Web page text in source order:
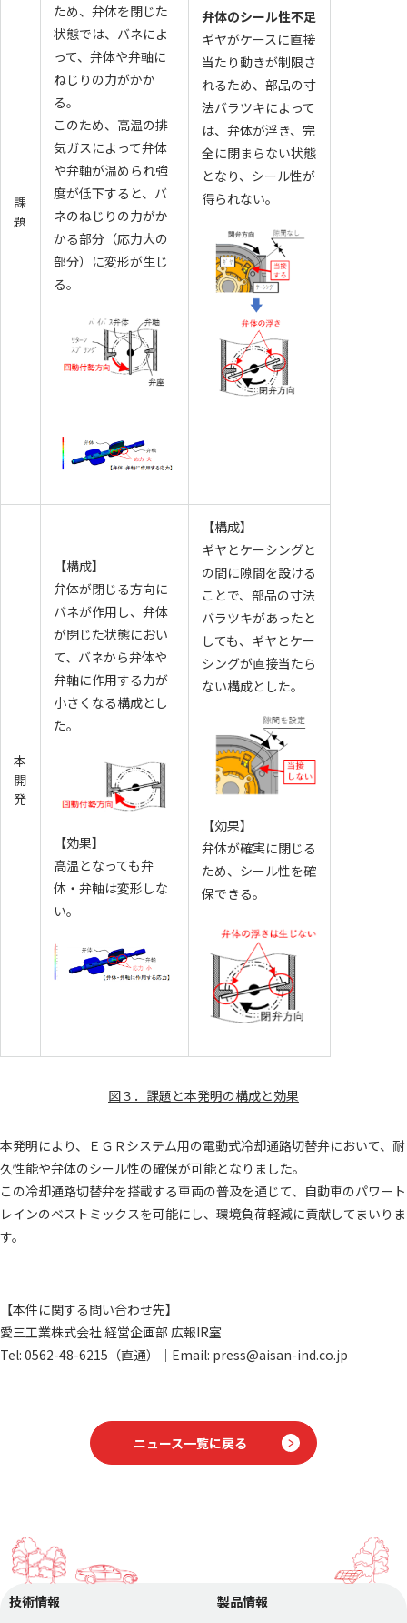
課
題
ため、弁体を閉じた
状態では、バネによ
って、弁体や弁軸に
ねじりの力がかか
る。
このため、高温の排
気ガスによって弁体
や弁軸が温められ強
度が低下すると、バ
ネのねじりの力がか
かる部分（応力大の
部分）に変形が生じ
る。
弁体のシール性不足
ギヤがケースに直接
当たり動きが制限さ
れるため、部品の寸
法バラツキによって
は、弁体が浮き、完
全に閉まらない状態
となり、シール性が
得られない。
本
開
発
【構成】
弁体が閉じる方向に
バネが作用し、弁体
が閉じた状態におい
て、バネから弁体や
弁軸に作用する力が
小さくなる構成とし
た。
【効果】
高温となっても弁
体・弁軸は変形しな
い。
【構成】
ギヤとケーシングと
の間に隙間を設ける
ことで、部品の寸法
バラツキがあったと
しても、ギヤとケー
シングが直接当たら
ない構成とした。
【効果】
弁体が確実に閉じる
ため、シール性を確
保できる。
図３．課題と本発明の構成と効果
本発明により、ＥＧＲシステム用の電動式冷却通路切替弁において、耐
久性能や弁体のシール性の確保が可能となりました。
この冷却通路切替弁を搭載する車両の普及を通じて、自動車のパワート
レインのベストミックスを可能にし、環境負荷軽減に貢献してまいりま
す。
【本件に関する問い合わせ先】
愛三工業株式会社 経営企画部 広報IR室
Tel: 0562-48-6215（直通）｜Email: press@aisan-ind.co.jp
ニュース一覧に戻る
技術情報 製品情報